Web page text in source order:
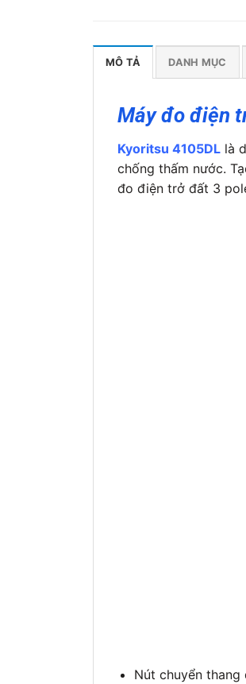
MÔ TẢ DANH MỤC
Máy đo điện
Kyoritsu 4105DL là
chống thấm nước.
đo điện trở đất 3
Nút chuyển